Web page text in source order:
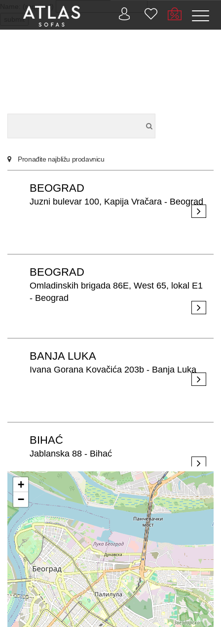
Name: (required)
submit
KONTAKT
BUSINESS
PRETRAŽITE
ZAKAŽITE
SASTANAK
SA NAŠIM
ARHITEKTOM
SR
Pronađite najbližu prodavnicu
BEOGRAD
Juzni bulevar 100, Kapija Vračara - Beograd
BEOGRAD
Omladinskih brigada 86E, West 65, lokal E1
- Beograd
BANJA LUKA
Ivana Gorana Kovačića 203b - Banja Luka
BIHAĆ
Jablanska 88 - Bihać
BIJELJINA
Stefana Dečanskog 250 - Bijeljina
BRATISLAVA
Rožňavská 1, 831 04 Bratislava, - Bratislava
+
−